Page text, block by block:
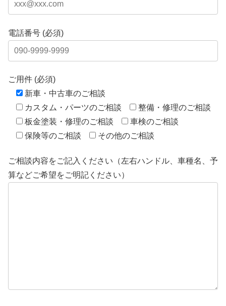
電話番号 (必須)
ご用件 (必須)
新車・中古車のご相談
カスタム・パーツのご相談
整備・修理のご相談
板金塗装・修理のご相談
車検のご相談
保険等のご相談
その他のご相談
ご相談内容をご記入ください（左右ハンドル、車種名、予
算などご希望をご明記ください）